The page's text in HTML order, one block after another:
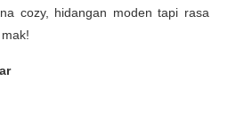
cozy, hidangan moden tapi rasa